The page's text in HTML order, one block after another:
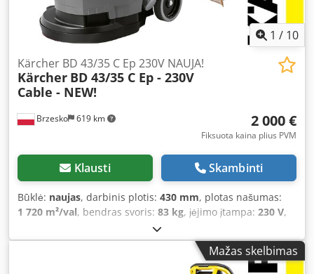
1 / 10
Brzesko 619 km
Kärcher BD 43/35 C Ep 230V NAUJA!
Kärcher BD 43/35 C Ep - 230V
Cable - NEW!
2 000 €
Fiksuota kaina plius PVM
Klausti Skambinti
Būklė: naujas, darbinis plotis: 430 mm, plotas našumas:
1 720 m²/val, bendras svoris: 83 kg, įėjimo įtampa: 230 V,
, Technical Data: Condition - NEW!
Catalogue number: 1.515-401.0 Model: Kärcher BD 43/35 C
Ep Drive type: 230 V cable Drive system: Propulsion via
brush rotation Working width brush (mm): 430 Working
Mažas skelbimas